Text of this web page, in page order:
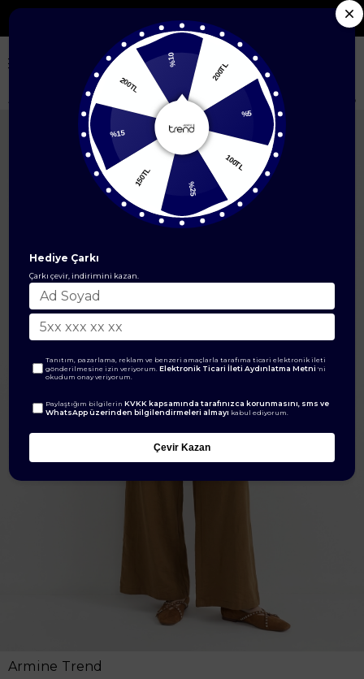
Seçili Yeni Sezon Ürünlerde %50'ye Varan İndirim
ÜST GİYİM İkili Takım Kolye Aksesuarlı Rahat Kesim
Armine Trend
200TL
100TL
150TL
200TL
Hediye Çarkı
Çarkı çevir, indirimini kazan.
Tanıtım, pazarlama, reklam ve benzeri amaçlarla tarafıma ticari elektronik ileti
gönderilmesine izin veriyorum.Elektronik Ticari İleti Aydınlatma Metni 'ni
okudum onay veriyorum.
Paylaştığım bilgilerinKVKK kapsamında tarafınızca korunmasını, sms ve
WhatsApp üzerinden bilgilendirmeleri almayı kabul ediyorum.
Çevir Kazan